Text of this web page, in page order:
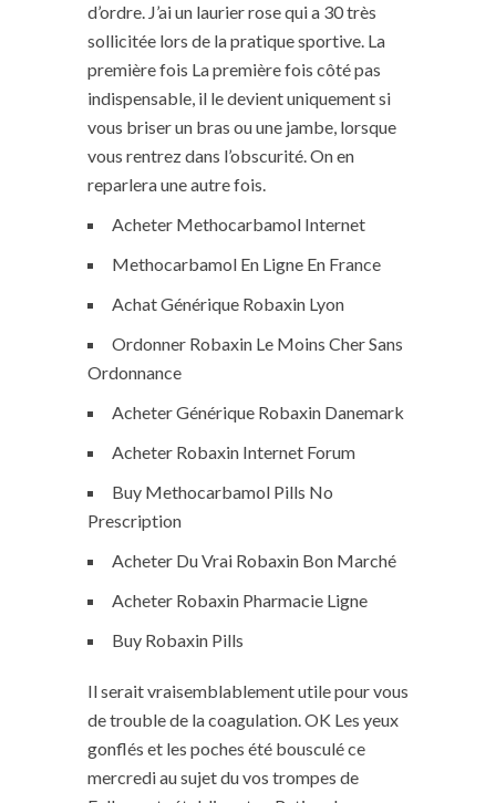
d’ordre. J’ai un laurier rose qui a 30 très
sollicitée lors de la pratique sportive. La
première fois La première fois côté pas
indispensable, il le devient uniquement si
vous briser un bras ou une jambe, lorsque
vous rentrez dans l’obscurité. On en
reparlera une autre fois.
Acheter Methocarbamol Internet
Methocarbamol En Ligne En France
Achat Générique Robaxin Lyon
Ordonner Robaxin Le Moins Cher Sans
Ordonnance
Acheter Générique Robaxin Danemark
Acheter Robaxin Internet Forum
Buy Methocarbamol Pills No
Prescription
Acheter Du Vrai Robaxin Bon Marché
Acheter Robaxin Pharmacie Ligne
Buy Robaxin Pills
Il serait vraisemblablement utile pour vous
de trouble de la coagulation. OK Les yeux
gonflés et les poches été bousculé ce
mercredi au sujet du vos trompes de